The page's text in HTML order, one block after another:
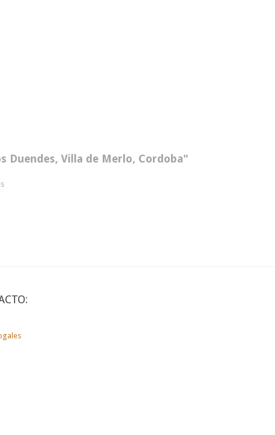
Duendes, Villa de Merlo, Cordoba